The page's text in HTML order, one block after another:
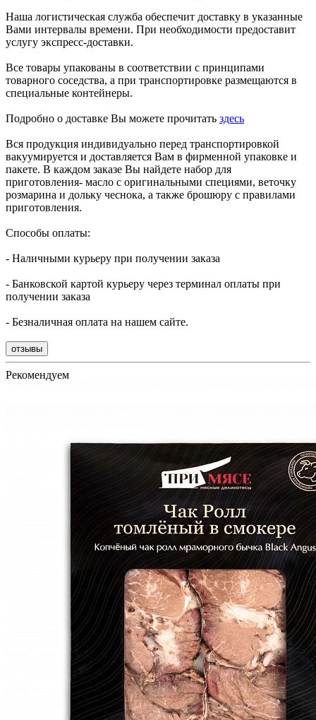
Наша логистическая служба обеспечит доставку в указанные
Вами интервалы времени. При необходимости предоставит
услугу экспресс-доставки.
Все товары упакованы в соответствии с принципами
товарного соседства, а при транспортировке размещаются в
специальные контейнеры.
Подробно о доставке Вы можете прочитать здесь
Вся продукция индивидуально перед транспортировкой
вакуумируется и доставляется Вам в фирменной упаковке и
пакете. В каждом заказе Вы найдете набор для
приготовления- масло с оригинальными специями, веточку
розмарина и дольку чеснока, а также брошюру с правилами
приготовления.
Способы оплаты:
- Наличными курьеру при получении заказа
- Банковской картой курьеру через терминал оплаты при
получении заказа
- Безналичная оплата на нашем сайте.
отзывы
Рекомендуем